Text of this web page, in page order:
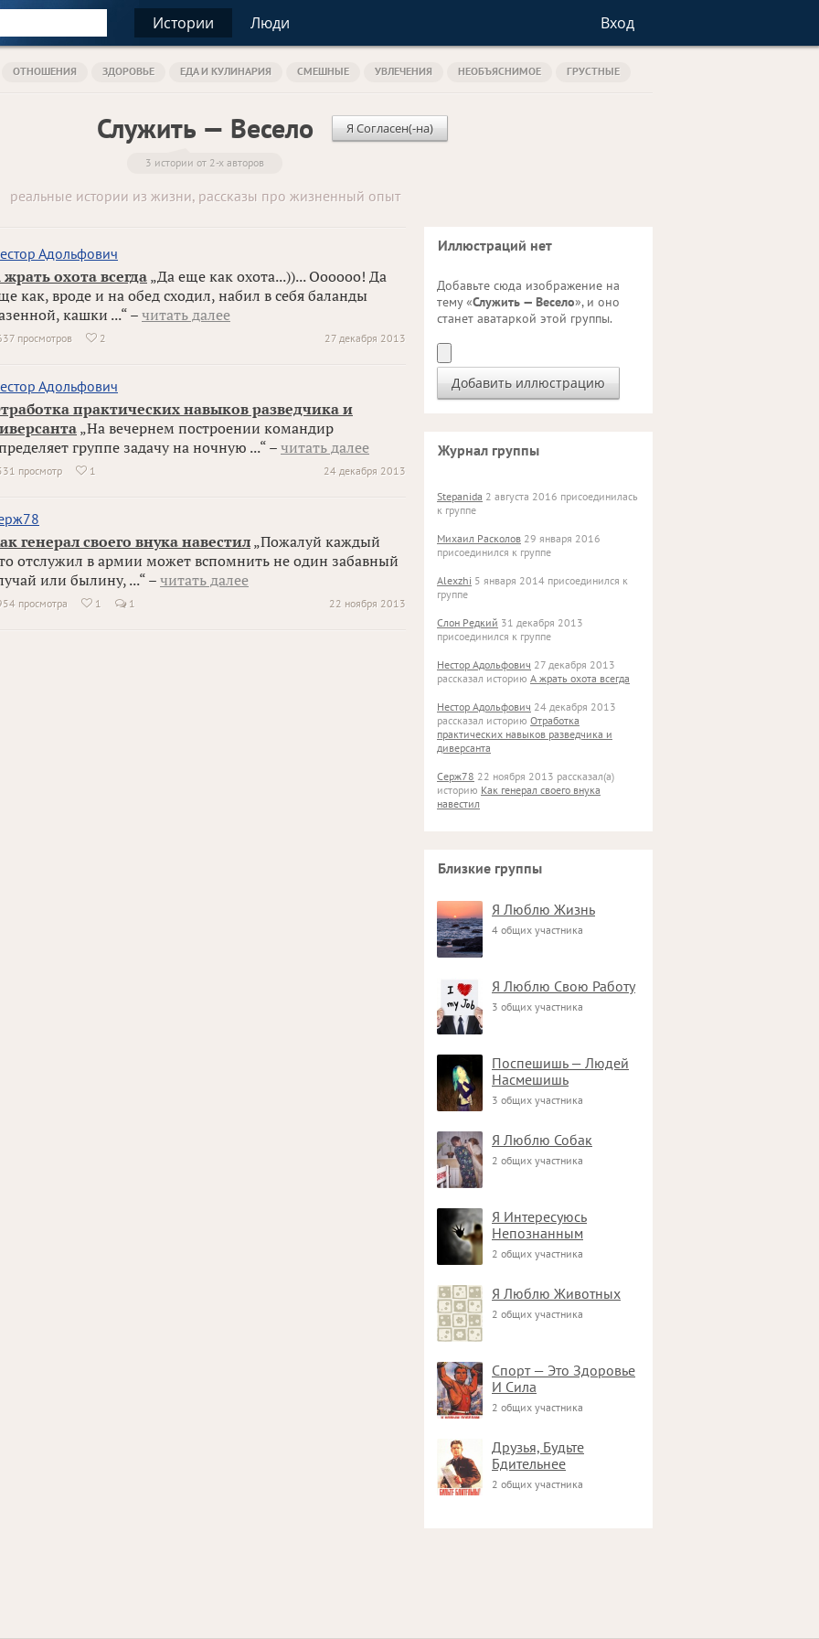
Истории Люди Вход
ОТНОШЕНИЯ ЗДОРОВЬЕ ЕДА И КУЛИНАРИЯ СМЕШНЫЕ УВЛЕЧЕНИЯ НЕОБЪЯСНИМОЕ ГРУСТНЫЕ
Служить — Весело Я Согласен(-на)
3 истории от 2-х авторов
реальные истории из жизни, рассказы про жизненный опыт
Адольфович
охота всегда „Да еще как охота...))... Оооооо! Да
как, вроде и на обед сходил, набил в себя баланды
кашки ...“ – читать далее
27 декабря 2013
просмотров  2
Адольфович
практических навыков разведчика и
„На вечернем построении командир
группе задачу на ночную ...“ – читать далее
24 декабря 2013
просмотр  1
генерал своего внука навестил „Пожалуй каждый
отслужил в армии может вспомнить не один забавный
или былину, ...“ – читать далее
22 ноября 2013
просмотра  1 1
Иллюстраций нет
Добавьте сюда изображение на
тему «Служить — Весело», и оно
станет аватаркой этой группы.
Журнал группы
Stepanida 2 августа 2016 присоединилась
к группе
Михаил Расколов 29 января 2016
присоединился к группе
Alexzhi 5 января 2014 присоединился к
группе
Слон Редкий 31 декабря 2013
присоединился к группе
Нестор Адольфович 27 декабря 2013
рассказал историю А жрать охота всегда
Нестор Адольфович 24 декабря 2013
рассказал историю Отработка
практических навыков разведчика и
диверсанта
Серж78 22 ноября 2013 рассказал(а)
историю Как генерал своего внука
навестил
Близкие группы
Я Люблю Жизнь
4 общих участника
Я Люблю Свою Работу
3 общих участника
Поспешишь — Людей
Насмешишь
3 общих участника
Я Люблю Собак
2 общих участника
Я Интересуюсь
Непознанным
2 общих участника
Я Люблю Животных
2 общих участника
Спорт — Это Здоровье
И Сила
2 общих участника
Друзья, Будьте
Бдительнее
2 общих участника